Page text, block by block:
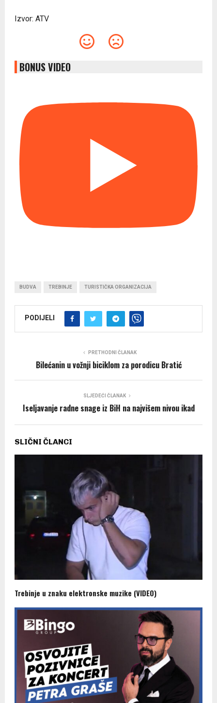
Izvor: ATV
BONUS VIDEO
BUDVA TREBINJE TURISTIČKA ORGANIZACIJA
PODIJELI
PRETHODNI ČLANAK
Bilećanin u vožnji biciklom za porodicu Bratić
SLJEDEĆI ČLANAK
Iseljavanje radne snage iz BiH na najvišem nivou ikad
SLIČNI ČLANCI
Trebinje u znaku elektronske muzike (VIDEO)